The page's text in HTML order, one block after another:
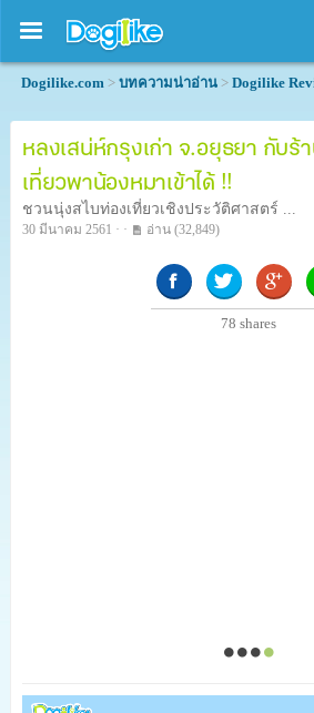
Dogilike.com > บทความน่าอ่าน > Dogilike
หลงเสน่ห์กรุงเก่า จ.อยุธยา กับร้
เที่ยวพาน้องหมาเข้าได้ !!
ชวนนุ่งสไบท่องเที่ยวเชิงประวัติศาสตร์ ...
30 มีนาคม 2561 · · อ่าน (32,849)
78 shares